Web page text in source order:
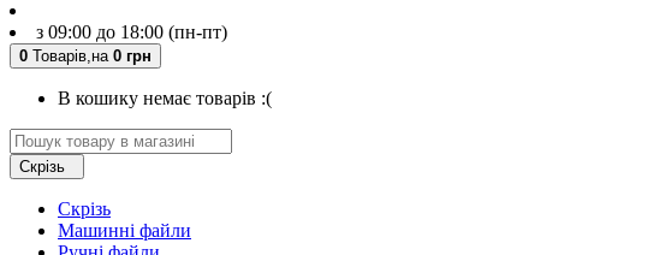
з 09:00 до 18:00 (пн-пт)
0 Товарів, на 0 грн
В кошику немає товарів :(
Скрізь
Скрізь
Машинні файли